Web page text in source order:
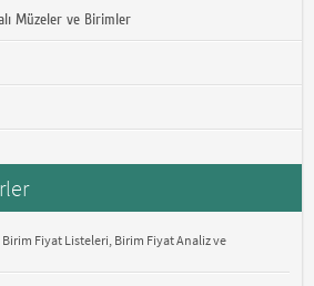
Müzeler ve Birimler
Birim Fiyat Listeleri, Birim Fiyat Analiz ve